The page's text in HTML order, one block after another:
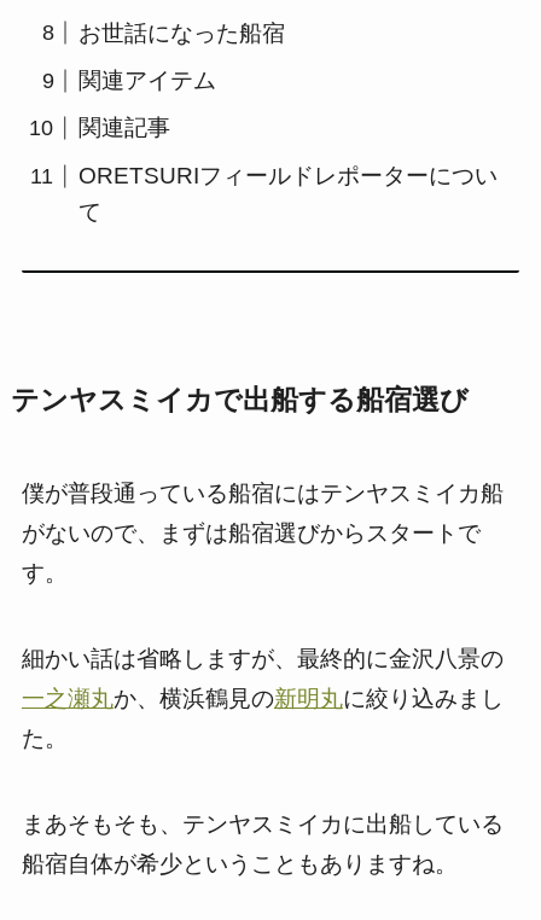
お世話になった船宿
関連アイテム
関連記事
ORETSURIフィールドレポーターについ
て
テンヤスミイカで出船する船宿選び
僕が普段通っている船宿にはテンヤスミイカ船
がないので、まずは船宿選びからスタートで
す。
細かい話は省略しますが、最終的に金沢八景の
一之瀬丸か、横浜鶴見の新明丸に絞り込みまし
た。
まあそもそも、テンヤスミイカに出船している
船宿自体が希少ということもありますね。